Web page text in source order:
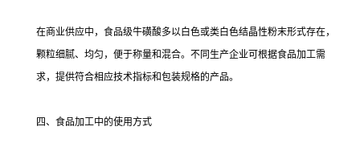
在商业供应中，食品级牛磺酸多以白色或类白色结晶性粉末形式存在，
颗粒细腻、均匀，便于称量和混合。不同生产企业可根据食品加工需
求，提供符合相应技术指标和包装规格的产品。
四、食品加工中的使用方式